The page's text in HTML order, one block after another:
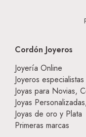
Cordón Joyeros
Joyería Online
Joyeros
Joyas para Novias,
Joyas
Joyas de oro y Plata
Primeras marcas